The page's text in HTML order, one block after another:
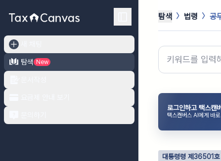
탐색
New
탐색 법령 공
로그인하고 택스캔
택스캔버스 AI에게 바
대통령령 제 36501호